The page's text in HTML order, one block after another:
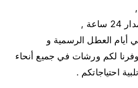
,
أيام العطل الرسمية و
لكم ورشات في جميع أنحاء
احتياجاتكم .